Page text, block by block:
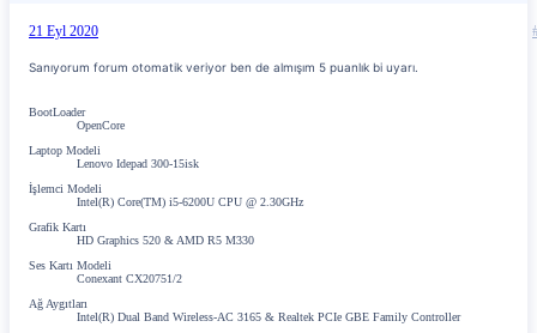
21 Eyl 2020
Sanıyorum forum otomatik veriyor ben de almışım 5 puanlık bi uyarı.
BootLoader
OpenCore
Laptop Modeli
Lenovo Idepad 300-15isk
İşlemci Modeli
Intel(R) Core(TM) i5-6200U CPU @ 2.30GHz
Grafik Kartı
HD Graphics 520 & AMD R5 M330
Ses Kartı Modeli
Conexant CX20751/2
Ağ Aygıtları
Intel(R) Dual Band Wireless-AC 3165 & Realtek PCIe GBE Family Controller